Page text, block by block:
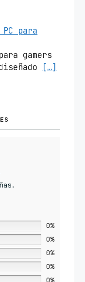
para
gamers
[…]
0%
0%
0%
0%
0%